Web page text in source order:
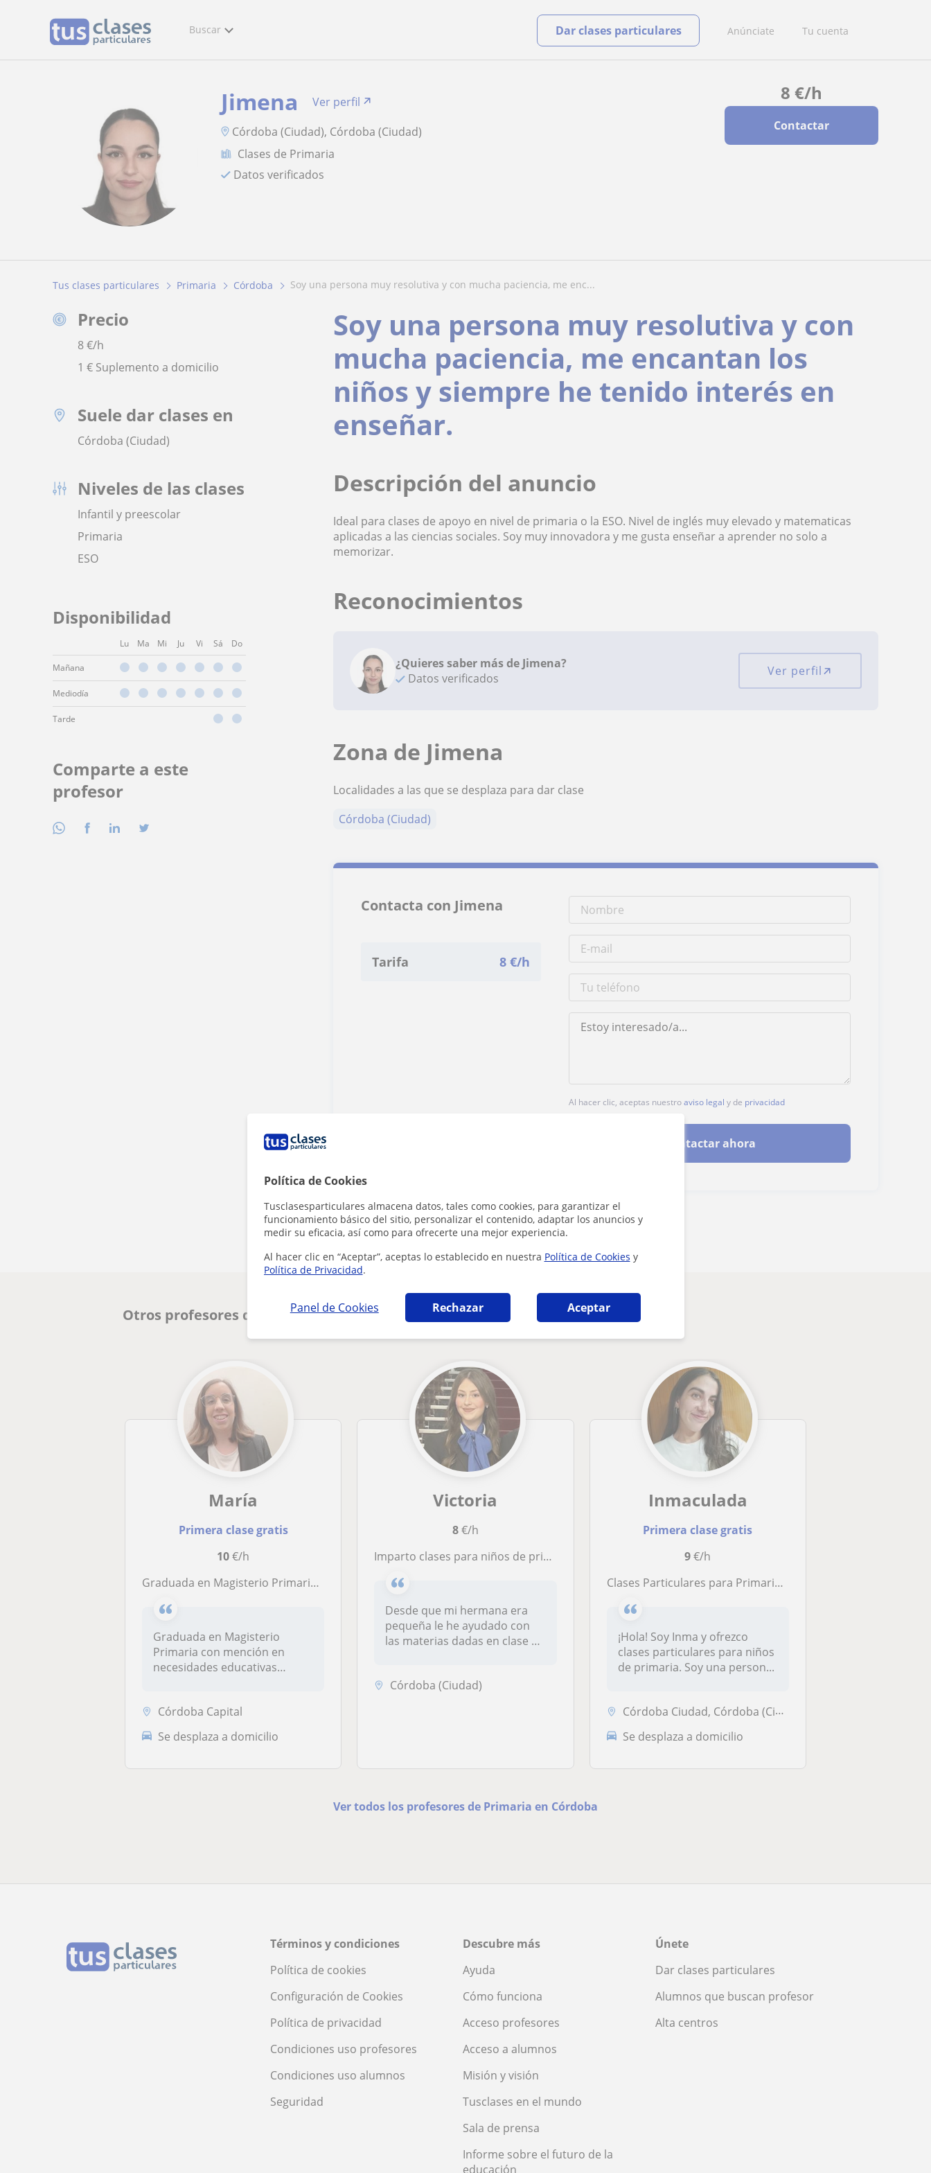
Política de Cookies
Tusclasesparticulares almacena datos, tales como cookies, para garantizar el
funcionamiento básico del sitio, personalizar el contenido, adaptar los anuncios y
medir su eficacia, así como para ofrecerte una mejor experiencia.
Al hacer clic en “Aceptar”, aceptas lo establecido en nuestra Política de Cookies y
Política de Privacidad.
Panel de Cookies Rechazar Aceptar
Buscar Anúnciate Tu cuenta
Dar clases particulares
8 €/h
Contactar
Jimena
Ver perfil
Córdoba (Ciudad), Córdoba (Ciudad)
Clases de Primaria
Datos verificados
Tus clases particulares Primaria Córdoba soy una persona muy resolutiva y con mucha paciencia, me enc...
Precio
8€/h
1 € Suplemento a domicilio
Suele dar clases en
Córdoba (Ciudad)
Niveles de las clases
Infantil y preescolar
Primaria
ESO
Disponibilidad
Lu Ma Mi Ju Vi Sá Do
Mañana
Mediodía
Tarde
Comparte a este
profesor
Soy una persona muy resolutiva y con
mucha paciencia, me encantan los
niños y siempre he tenido interés en
enseñar.
Descripción del anuncio
Ideal para clases de apoyo en nivel de primaria o la ESO. Nivel de inglés muy elevado y matematicas
aplicadas a las ciencias sociales. Soy muy innovadora y me gusta enseñar a aprender no solo a
memorizar.
Reconocimientos
¿Quieres saber más de Jimena?
Datos verificados
Ver perfil
Zona de Jimena
Localidades a las que se desplaza para dar clase
Córdoba (Ciudad)
Contacta con Jimena
Tarifa 8 €/h
Al hacer clic, aceptas nuestroaviso legal y de privacidad
Contactar ahora
¿Hay algún error en este perfil?Cuéntanos
Otros profesores de Primaria en Córdoba que pueden interesarte
María
Primera clase gratis
10€/h
Graduada en Magisterio Primaria se ofrece para impartir clases de refuerzo
Graduada en Magisterio
Primaria con mención en
necesidades educativas
Córdoba Capital
Se desplaza a domicilio
Victoria
8€/h
Imparto clases para niños de primaria reforzando lo que han dado en clase de lengua y matematicas
Desde que mi hermana era
pequeña le he ayudado con
las materias dadas en clase y
Córdoba (Ciudad)
Inmaculada
Primera clase gratis
9€/h
Clases Particulares para Primaria – Apoyo escolar con organización y flexibilidad
¡Hola! Soy Inma y ofrezco
clases particulares para niños
de primaria. Soy una person...
Córdoba Ciudad, Córdoba (Ciudad)
Se desplaza a domicilio
Ver todos los profesores de Primaria en Córdoba
Términos y condiciones
Política de cookies
Configuración de Cookies
Política de privacidad
Condiciones uso profesores
Condiciones uso alumnos
Seguridad
Descubre más
Ayuda
Cómo funciona
Acceso profesores
Acceso a alumnos
Misión y visión
Tusclases en el mundo
Sala de prensa
Informe sobre el futuro de la
educación
Únete
Dar clases particulares
Alumnos que buscan profesor
Alta centros